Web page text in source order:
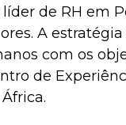
de RH em
A
com os
de